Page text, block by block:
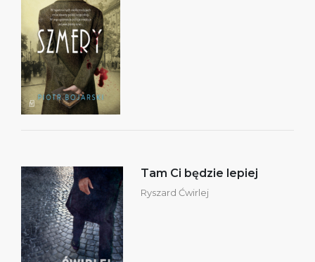
Tam Ci będzie lepiej
Ryszard Ćwirlej